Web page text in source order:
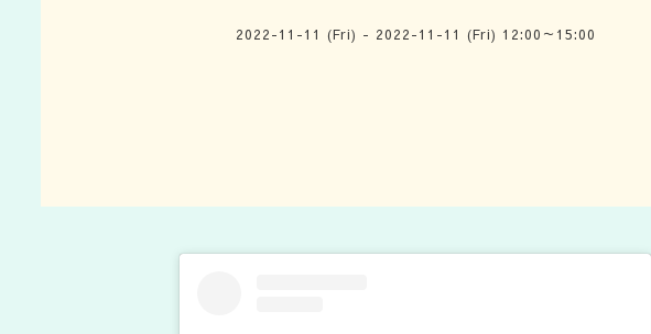
2022-11-11 (Fri) - 2022-11-11 (Fri) 12:00～15:00